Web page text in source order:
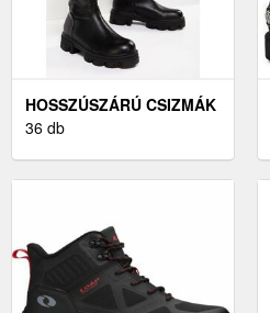
HOSSZÚSZÁRÚ CSIZMÁK
36 db